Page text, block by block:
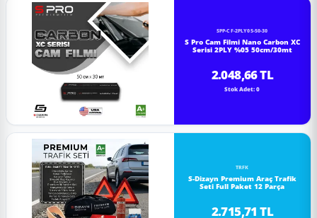
SPP-CF-2PLY05-50-30
S Pro Cam Filmi Nano Carbon XC
Serisi 2PLY %05 50cm/30mt
2.048,66 TL
Stok Adet: 0
TRFK
S-Dizayn Premium Araç Trafik
Seti Full Paket 12 Parça
2.715,71 TL